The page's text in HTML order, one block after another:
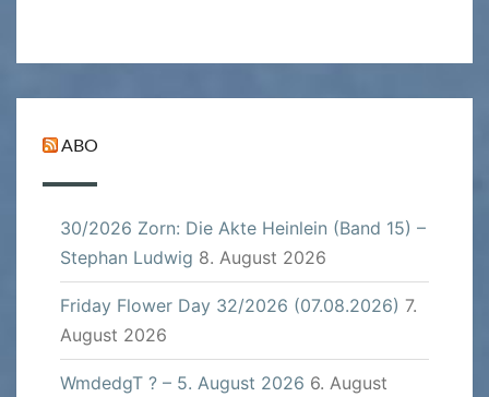
ABO
30/2026 Zorn: Die Akte Heinlein (Band 15) –
Stephan Ludwig 8. August 2026
Friday Flower Day 32/2026 (07.08.2026) 7.
August 2026
WmdedgT ? – 5. August 2026 6. August